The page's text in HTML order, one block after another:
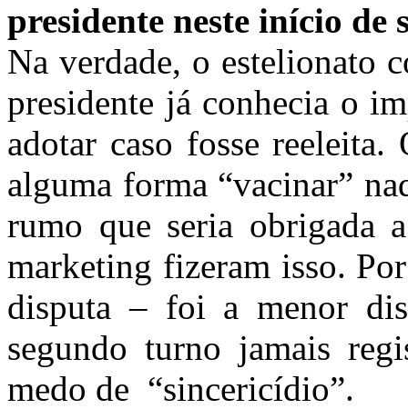
presidente neste início de
Na verdade, o estelionato
presidente já conhecia o
adotar caso fosse
alguma forma “vacinar”
rumo que seria obrigada
marketing fizeram isso.
disputa – foi a menor
segundo turno jamais
medo de “sincericídio”.